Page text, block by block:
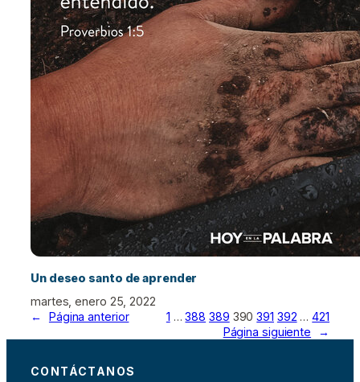
Un deseo santo de aprender
martes, enero 25, 2022
←
Página anterior 1 … 388 389 390 391 392 … 421
Página siguiente
→
CONTÁCTANOS